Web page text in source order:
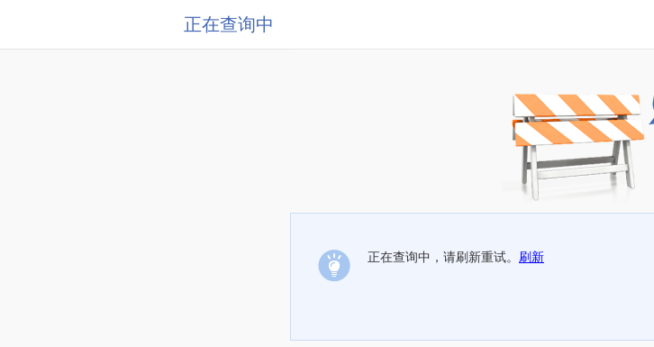
正在查询中
正在查询中，请刷新重试。 刷新